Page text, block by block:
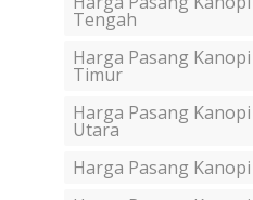
Tengah
Harga Pasang
Timur
Harga Pasang
Utara
Harga Pasang